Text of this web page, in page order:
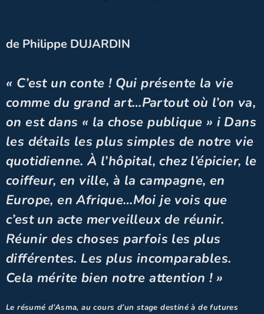
de Philippe DUJARDIN
« C’est un conte ! Qui présente la vie
comme du grand art…Partout où l’on va,
on est dans « la chose publique » i Dans
les détails les plus simples de notre vie
quotidienne. À l’hôpital, chez l’épicier, le
coiffeur, en ville, à la campagne, en
Europe, en Afrique…Moi je vois que
c’est un acte merveilleux de réunir.
Réunir des choses parfois les plus
différentes. Les plus incomparables.
Cela mérite bien notre attention ! »
Le résumé d’Asma, au cours d’un stage destiné à de futures